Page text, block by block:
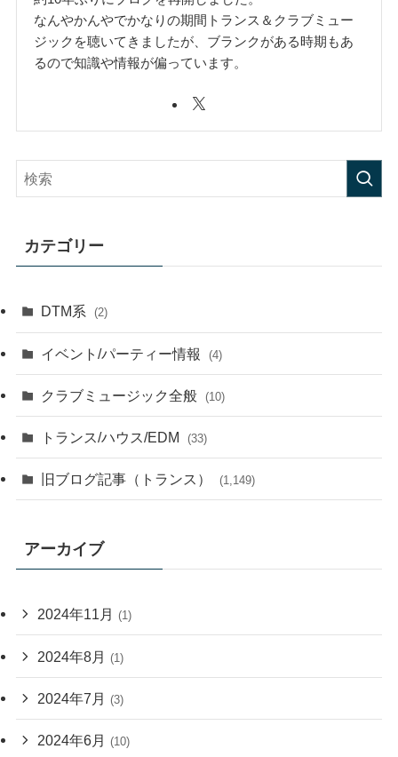
なんやかんやでかなりの期間トランス＆クラブミュー
ジックを聴いてきましたが、ブランクがある時期もあ
るので知識や情報が偏っています。
カテゴリー
DTM系 (2)
イベント/パーティー情報 (4)
クラブミュージック全般 (10)
トランス/ハウス/EDM (33)
旧ブログ記事（トランス） (1,149)
アーカイブ
2024年11月 (1)
2024年8月 (1)
2024年7月 (3)
2024年6月 (10)